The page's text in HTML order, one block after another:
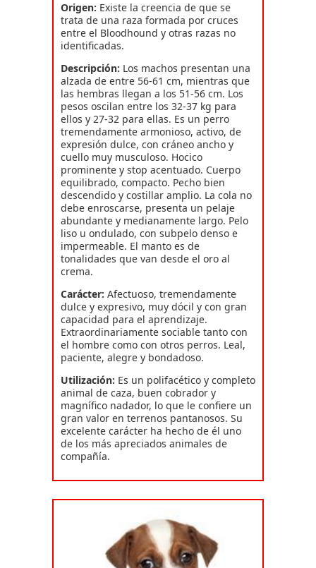
Origen: Existe la creencia de que se
trata de una raza formada por cruces
entre el Bloodhound y otras razas no
identificadas.
Descripción: Los machos presentan una
alzada de entre 56-61 cm, mientras que
las hembras llegan a los 51-56 cm. Los
pesos oscilan entre los 32-37 kg para
ellos y 27-32 para ellas. Es un perro
tremendamente armonioso, activo, de
expresión dulce, con cráneo ancho y
cuello muy musculoso. Hocico
prominente y stop acentuado. Cuerpo
equilibrado, compacto. Pecho bien
descendido y costillar amplio. La cola no
debe enroscarse, presenta un pelaje
abundante y medianamente largo. Pelo
liso u ondulado, con subpelo denso e
impermeable. El manto es de
tonalidades que van desde el oro al
crema.
Carácter: Afectuoso, tremendamente
dulce y expresivo, muy dócil y con gran
capacidad para el aprendizaje.
Extraordinariamente sociable tanto con
el hombre como con otros perros. Leal,
paciente, alegre y bondadoso.
Utilización: Es un polifacético y completo
animal de caza, buen cobrador y
magnífico nadador, lo que le confiere un
gran valor en terrenos pantanosos. Su
excelente carácter ha hecho de él uno
de los más apreciados animales de
compañía.